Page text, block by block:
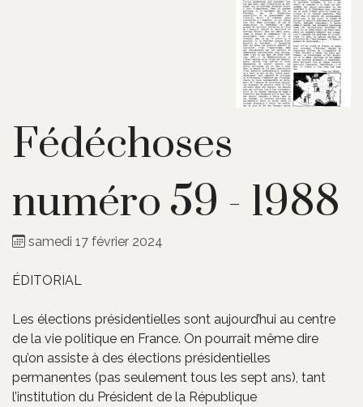
Fédéchoses
numéro 59 - 1988
samedi 17 février 2024
ÉDITORIAL
Les élections présidentielles sont aujourd’hui au centre
de la vie politique en France. On pourrait même dire
qu’on assiste à des élections présidentielles
permanentes (pas seulement tous les sept ans), tant
l’institution du Président de la République